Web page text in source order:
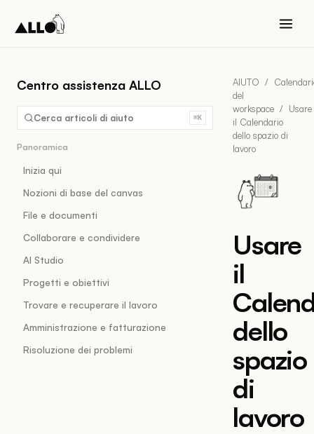
Centro assistenza ALLO
Cerca articoli di aiuto ⌘K
Panoramica
Inizia qui
Nozioni di base del canvas
File e documenti
Collaborare e condividere
AI Studio
Progetti e obiettivi
Trovare e recuperare il lavoro
Amministrazione e fatturazione
Risoluzione dei problemi
AIUTO /
del
workspace / Usare
il Calendario
dello spazio di
lavoro
Usare
il
dello
spazio
di
lavoro